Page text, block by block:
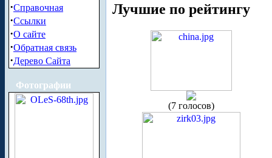
·Справочная
·Ссылки
·О сайте
·Обратная связь
·Дерево Сайта
Фотографии
Лучшие по рейтингу
(7 голосов)